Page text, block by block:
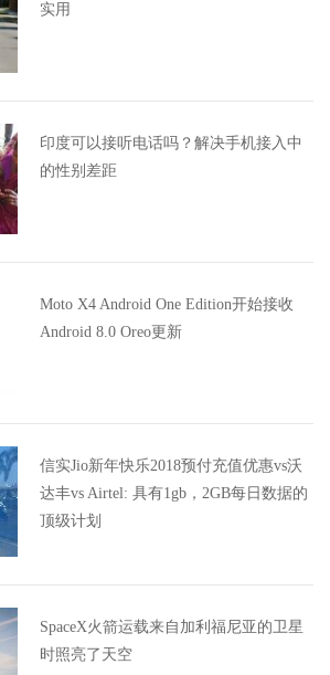
实用
印度可以接听电话吗？解决手机接入中
的性别差距
Moto X4 Android One Edition开始接收
Android 8.0 Oreo更新
信实Jio新年快乐2018预付充值优惠vs沃
达丰vs Airtel: 具有1gb，2GB每日数据的
顶级计划
SpaceX火箭运载来自加利福尼亚的卫星
时照亮了天空